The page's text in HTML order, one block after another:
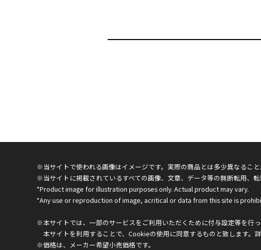
※当サイトで使われる画像はイメージです。実際の商品とは多少異なること
※当サイトに掲載されているすべての画像、文章、データ等の無断転用、転
*Product image for illustration purposes only. Actual product may vary.
*Any use or reproduction of image, acritical or data from this site is
※本サイトでは、一部のサービスをご利用いただくために付与設定等を行
本サイトを利用することで、Cookieの使用に同意するものと致します。
※価格は、メーカー希望小売価格です。